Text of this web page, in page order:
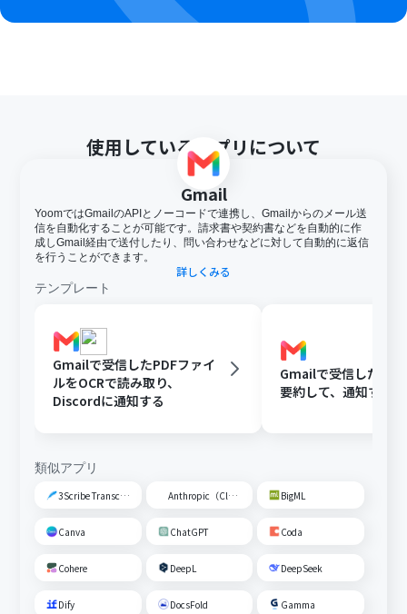
使用しているアプリについて
Gmail
YoomではGmailのAPIとノーコードで連携し、Gmailからのメール送
信を自動化することが可能です。請求書や契約書などを自動的に作
成しGmail経由で送付したり、問い合わせなどに対して自動的に返信
を行うことができます。
詳しくみる
テンプレート
Gmailで受信したPDFファイ
ルをOCRで読み取り、
Discordに通知する
Gmailで受信した内
要約して、通知する
類似アプリ
3Scribe Transcription Anthropic（Claude） BigML
Canva ChatGPT Coda
Cohere DeepL DeepSeek
Dify DocsFold Gamma